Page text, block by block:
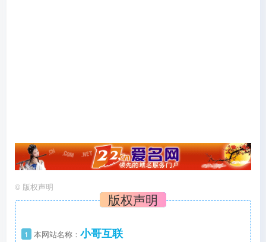
© 版权声明
版权声明
1 本网站名称： 小哥互联